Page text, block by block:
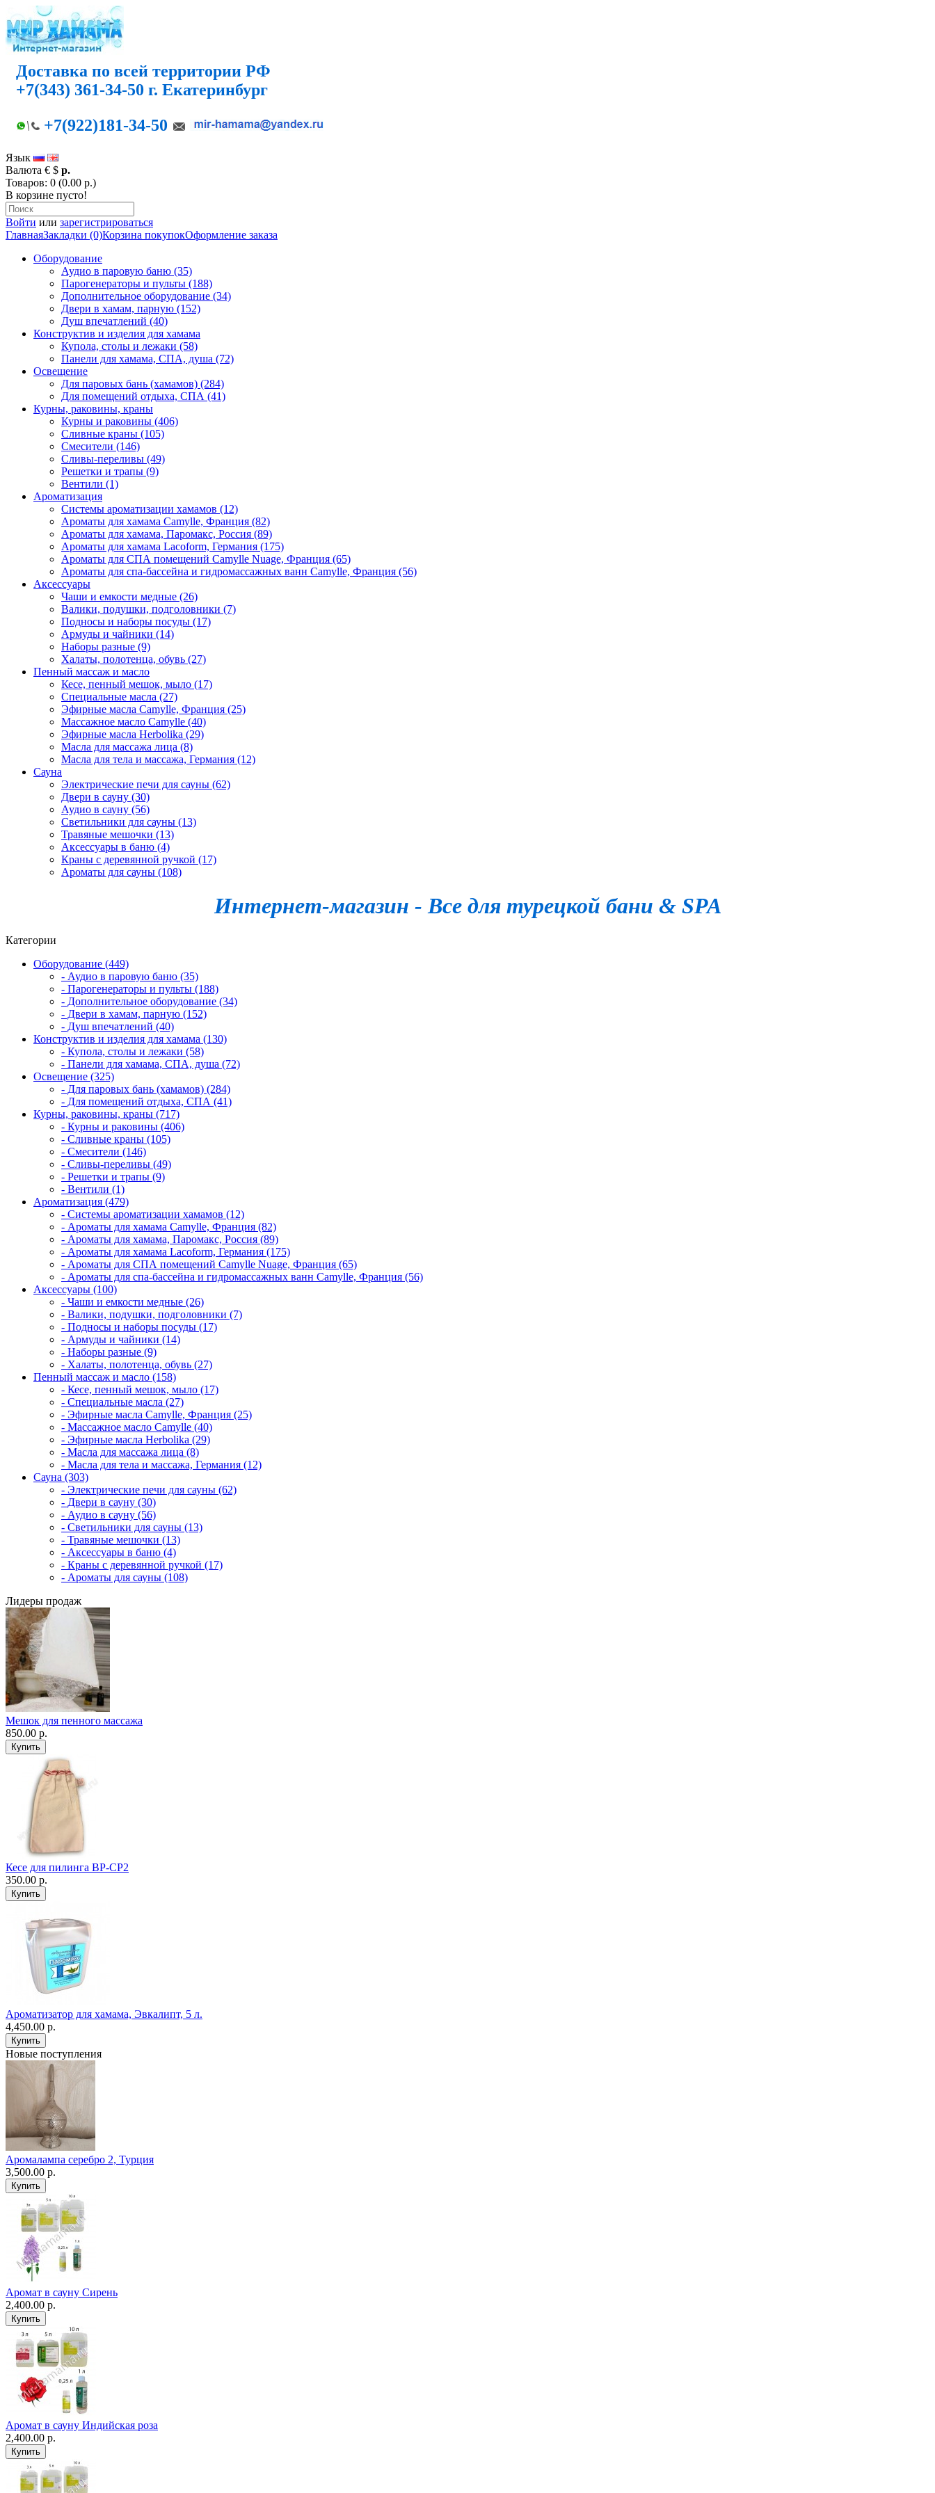
Доставка по всей территории РФ
+7(343) 361-34-50 г. Екатеринбург
+7(922)181-34-50
Язык
Валюта € $ р.
Товаров: 0 (0.00 р.)
В корзине пусто!
Войти или зарегистрироваться
ГлавнаяЗакладки (0)Корзина покупокОформление заказа
Оборудование
Аудио в паровую баню (35)
Парогенераторы и пульты (188)
Дополнительное оборудование (34)
Двери в хамам, парную (152)
Душ впечатлений (40)
Конструктив и изделия для хамама
Купола, столы и лежаки (58)
Панели для хамама, СПА, душа (72)
Освещение
Для паровых бань (хамамов) (284)
Для помещений отдыха, СПА (41)
Курны, раковины, краны
Курны и раковины (406)
Сливные краны (105)
Смесители (146)
Сливы-переливы (49)
Решетки и трапы (9)
Вентили (1)
Ароматизация
Системы ароматизации хамамов (12)
Ароматы для хамама Camylle, Франция (82)
Ароматы для хамама, Паромакс, Россия (89)
Ароматы для хамама Lacoform, Германия (175)
Ароматы для СПА помещений Camylle Nuage, Франция (65)
Ароматы для спа-бассейна и гидромассажных ванн Camylle, Франция (56)
Аксессуары
Чаши и емкости медные (26)
Валики, подушки, подголовники (7)
Подносы и наборы посуды (17)
Армуды и чайники (14)
Наборы разные (9)
Халаты, полотенца, обувь (27)
Пенный массаж и масло
Кесе, пенный мешок, мыло (17)
Специальные масла (27)
Эфирные масла Camylle, Франция (25)
Массажное масло Camylle (40)
Эфирные масла Herbolika (29)
Масла для массажа лица (8)
Масла для тела и массажа, Германия (12)
Сауна
Электрические печи для сауны (62)
Двери в сауну (30)
Аудио в сауну (56)
Светильники для сауны (13)
Травяные мешочки (13)
Аксессуары в баню (4)
Краны с деревянной ручкой (17)
Ароматы для сауны (108)
Интернет-магазин - Все для турецкой бани & SPA
Категории
Оборудование (449)
- Аудио в паровую баню (35)
- Парогенераторы и пульты (188)
- Дополнительное оборудование (34)
- Двери в хамам, парную (152)
- Душ впечатлений (40)
Конструктив и изделия для хамама (130)
- Купола, столы и лежаки (58)
- Панели для хамама, СПА, душа (72)
Освещение (325)
- Для паровых бань (хамамов) (284)
- Для помещений отдыха, СПА (41)
Курны, раковины, краны (717)
- Курны и раковины (406)
- Сливные краны (105)
- Смесители (146)
- Сливы-переливы (49)
- Решетки и трапы (9)
- Вентили (1)
Ароматизация (479)
- Системы ароматизации хамамов (12)
- Ароматы для хамама Camylle, Франция (82)
- Ароматы для хамама, Паромакс, Россия (89)
- Ароматы для хамама Lacoform, Германия (175)
- Ароматы для СПА помещений Camylle Nuage, Франция (65)
- Ароматы для спа-бассейна и гидромассажных ванн Camylle, Франция (56)
Аксессуары (100)
- Чаши и емкости медные (26)
- Валики, подушки, подголовники (7)
- Подносы и наборы посуды (17)
- Армуды и чайники (14)
- Наборы разные (9)
- Халаты, полотенца, обувь (27)
Пенный массаж и масло (158)
- Кесе, пенный мешок, мыло (17)
- Специальные масла (27)
- Эфирные масла Camylle, Франция (25)
- Массажное масло Camylle (40)
- Эфирные масла Herbolika (29)
- Масла для массажа лица (8)
- Масла для тела и массажа, Германия (12)
Сауна (303)
- Электрические печи для сауны (62)
- Двери в сауну (30)
- Аудио в сауну (56)
- Светильники для сауны (13)
- Травяные мешочки (13)
- Аксессуары в баню (4)
- Краны с деревянной ручкой (17)
- Ароматы для сауны (108)
Лидеры продаж
Мешок для пенного массажа
850.00 р.
Кесе для пилинга ВР-CP2
350.00 р.
Ароматизатор для хамама, Эвкалипт, 5 л.
4,450.00 р.
Новые поступления
Аромалампа серебро 2, Турция
3,500.00 р.
Аромат в сауну Сирень
2,400.00 р.
Аромат в сауну Индийская роза
2,400.00 р.